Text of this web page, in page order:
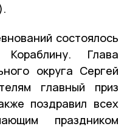
состоялось
Глава
округа Сергей
главный приз
поздравил всех
праздником